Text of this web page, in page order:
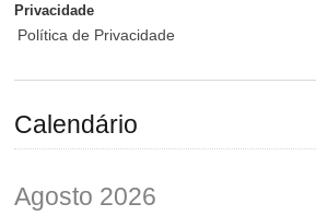
Privacidade
Política de Privacidade
Calendário
Agosto 2026